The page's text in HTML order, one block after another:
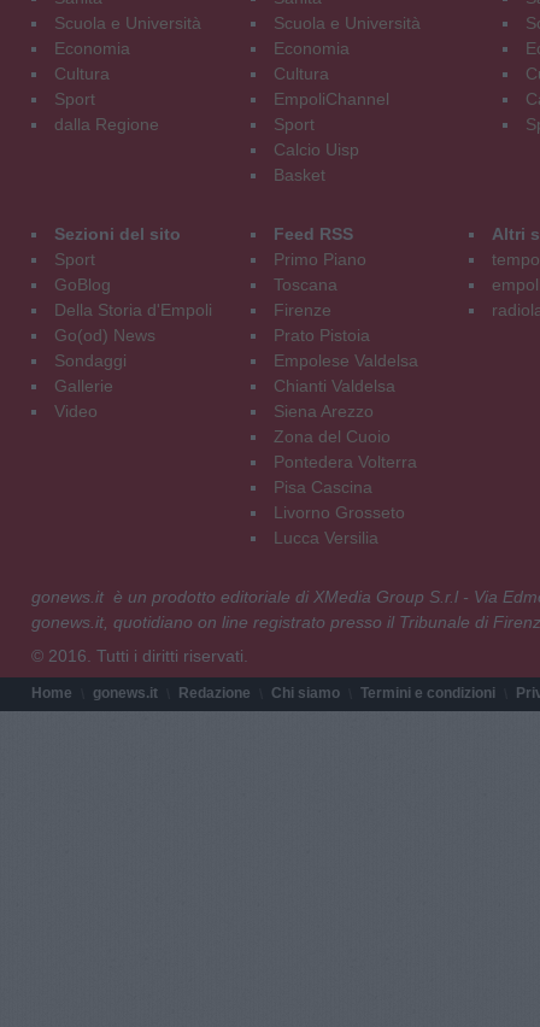
Scuola e Università
Economia
Cultura
Sport
dalla Regione
Scuola e Università
Economia
Cultura
EmpoliChannel
Sport
Calcio Uisp
Basket
Sezioni del sito
Sport
GoBlog
Della Storia d'Empoli
Go(od) News
Sondaggi
Gallerie
Video
Feed RSS
Primo Piano
Toscana
Firenze
Prato Pistoia
Empolese Valdelsa
Chianti Valdelsa
Siena Arezzo
Zona del Cuoio
Pontedera Volterra
Pisa Cascina
Livorno Grosseto
Lucca Versilia
Altri
gonews.it è un prodotto editoriale di XMedia Group S.r.l - Via
gonews.it, quotidiano on line registrato presso il Tribunale di
© 2016. Tutti i diritti riservati.
Home gonews.it Redazione Chi siamo Termini e condizioni